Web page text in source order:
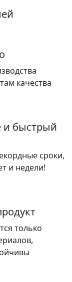
качества
и быстрый
сроки,
и недели!
только